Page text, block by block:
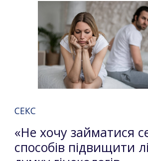
СЕКС
«Не хочу займатися
способів підвищити